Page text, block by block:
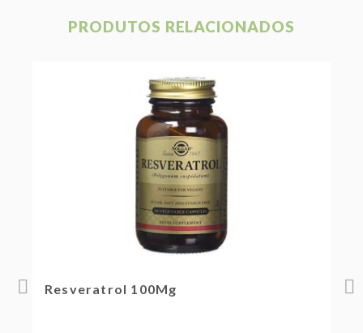
PRODUTOS RELACIONADOS
Resveratrol 100Mg